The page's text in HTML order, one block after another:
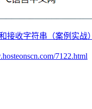
接收字符串（案例实战）
7122.html